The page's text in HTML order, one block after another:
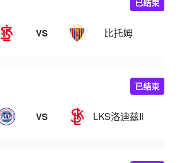
VS 比托姆
已结束
VS LKS洛迪兹II
已结束